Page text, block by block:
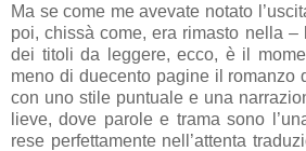
Ma se come me avevate notato
poi, chissà come, era rimasto nella –
dei titoli da leggere, ecco, è il
meno di duecento pagine il romanzo
con uno stile puntuale e una
lieve, dove parole e trama sono
rese perfettamente nell’attenta